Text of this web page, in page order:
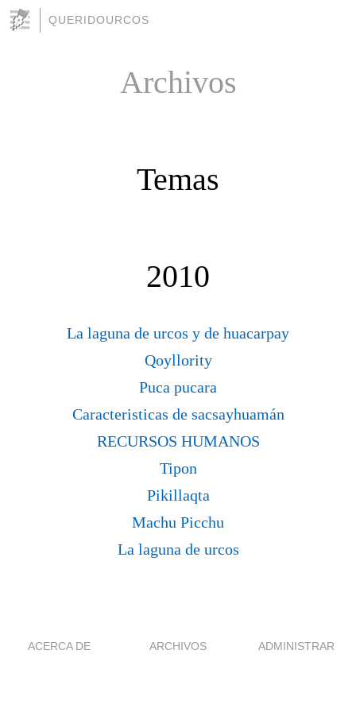
QUERIDOURCOS
Archivos
Temas
2010
La laguna de urcos y de huacarpay
Qoyllority
Puca pucara
Caracteristicas de sacsayhuamán
RECURSOS HUMANOS
Tipon
Pikillaqta
Machu Picchu
La laguna de urcos
ACERCA DE ARCHIVOS ADMINISTRAR